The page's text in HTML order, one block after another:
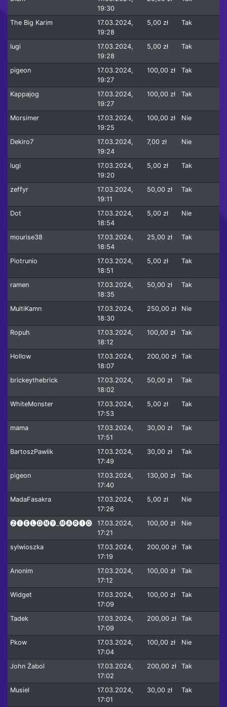
19:30
The Big Karim
17.03.2024,
19:28
5,00 zł Tak
lugi
17.03.2024,
19:28
5,00 zł Tak
pigeon
17.03.2024,
19:27
100,00 zł Tak
Kappajog
17.03.2024,
19:27
100,00 zł Tak
Morsimer
17.03.2024,
19:25
100,00 zł Nie
Dekiro7
17.03.2024,
19:24
7,00 zł Nie
lugi
17.03.2024,
19:20
5,00 zł Tak
zeffyr
17.03.2024,
19:11
50,00 zł Tak
Dot
17.03.2024,
18:54
5,00 zł Nie
mourise38
17.03.2024,
18:54
25,00 zł Tak
Piotrunio
17.03.2024,
18:51
5,00 zł Tak
ramen
17.03.2024,
18:35
50,00 zł Tak
MultiKamn
17.03.2024,
18:30
250,00 zł Nie
Ropuh
17.03.2024,
18:12
100,00 zł Tak
Hollow
17.03.2024,
18:07
200,00 zł Tak
brickeythebrick
17.03.2024,
18:02
50,00 zł Tak
WhiteMonster
17.03.2024,
17:53
5,00 zł Tak
mama
17.03.2024,
17:51
30,00 zł Tak
BartoszPawlik
17.03.2024,
17:49
30,00 zł Tak
pigeon
17.03.2024,
17:40
130,00 zł Tak
MadaFasakra
17.03.2024,
17:26
5,00 zł Nie
🅩🅘🅔🅛🅞🅝🅨_🅜🅐🅡🅘🅞
17.03.2024,
17:21
100,00 zł Nie
sylwioszka
17.03.2024,
17:19
200,00 zł Tak
Anonim
17.03.2024,
17:12
100,00 zł Tak
Widget
17.03.2024,
17:09
100,00 zł Tak
Tadek
17.03.2024,
17:09
200,00 zł Tak
Pkow
17.03.2024,
17:04
100,00 zł Nie
John Żabol
17.03.2024,
17:02
200,00 zł Tak
Musiel
17.03.2024,
17:01
30,00 zł Tak